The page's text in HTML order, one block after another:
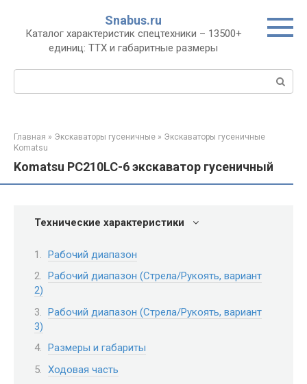
контенту
Snabus.ru
Каталог характеристик спецтехники – 13500+
единиц: ТТХ и габаритные размеры
Главная » Экскаваторы гусеничные » Экскаваторы гусеничные
Komatsu
Komatsu PC210LC-6 экскаватор гусеничный
Технические характеристики
Рабочий диапазон
Рабочий диапазон (Стрела/Рукоять, вариант
2)
Рабочий диапазон (Стрела/Рукоять, вариант
3)
Размеры и габариты
Ходовая часть